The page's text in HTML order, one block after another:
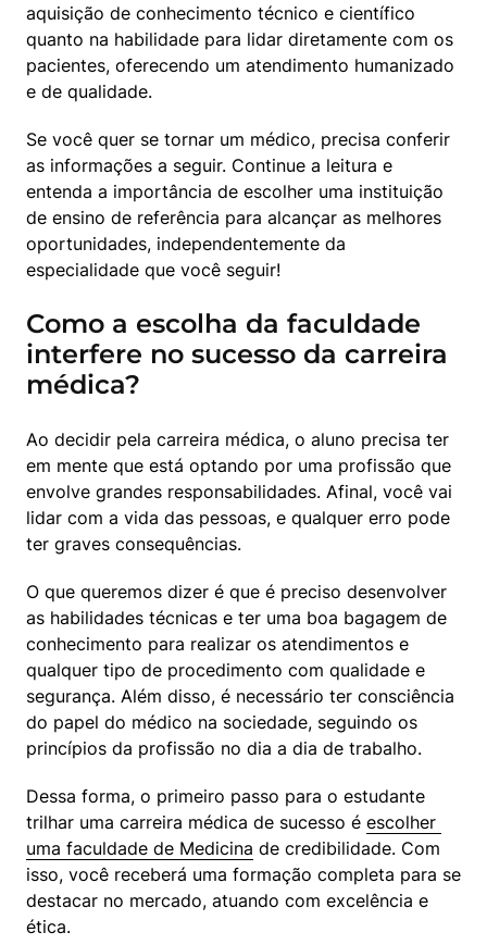
aquisição de conhecimento técnico e científico
quanto na habilidade para lidar diretamente com os
pacientes, oferecendo um atendimento humanizado
e de qualidade.
Se você quer se tornar um médico, precisa conferir
as informações a seguir. Continue a leitura e
entenda a importância de escolher uma instituição
de ensino de referência para alcançar as melhores
oportunidades, independentemente da
especialidade que você seguir!
Como a escolha da faculdade
interfere no sucesso da carreira
médica?
Ao decidir pela carreira médica, o aluno precisa ter
em mente que está optando por uma profissão que
envolve grandes responsabilidades. Afinal, você vai
lidar com a vida das pessoas, e qualquer erro pode
ter graves consequências.
O que queremos dizer é que é preciso desenvolver
as habilidades técnicas e ter uma boa bagagem de
conhecimento para realizar os atendimentos e
qualquer tipo de procedimento com qualidade e
segurança. Além disso, é necessário ter consciência
do papel do médico na sociedade, seguindo os
princípios da profissão no dia a dia de trabalho.
Dessa forma, o primeiro passo para o estudante
trilhar uma carreira médica de sucesso é escolher
uma faculdade de Medicina de credibilidade. Com
isso, você receberá uma formação completa para se
destacar no mercado, atuando com excelência e
ética.